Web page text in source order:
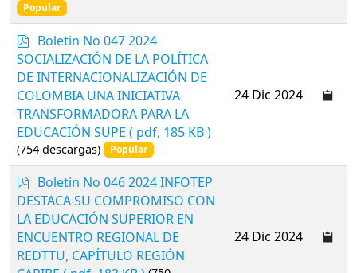
Popular
p
d
f
Boletin No 047 2024
SOCIALIZACIÓN DE LA POLÍTICA
DE INTERNACIONALIZACIÓN DE
COLOMBIA UNA INICIATIVA
TRANSFORMADORA PARA LA
EDUCACIÓN SUPE ( pdf, 185 KB )
(754 descargas) Popular
24 Dic 2024
p
d
f
Boletin No 046 2024 INFOTEP
DESTACA SU COMPROMISO CON
LA EDUCACIÓN SUPERIOR EN
ENCUENTRO REGIONAL DE
REDTTU, CAPÍTULO REGIÓN
24 Dic 2024